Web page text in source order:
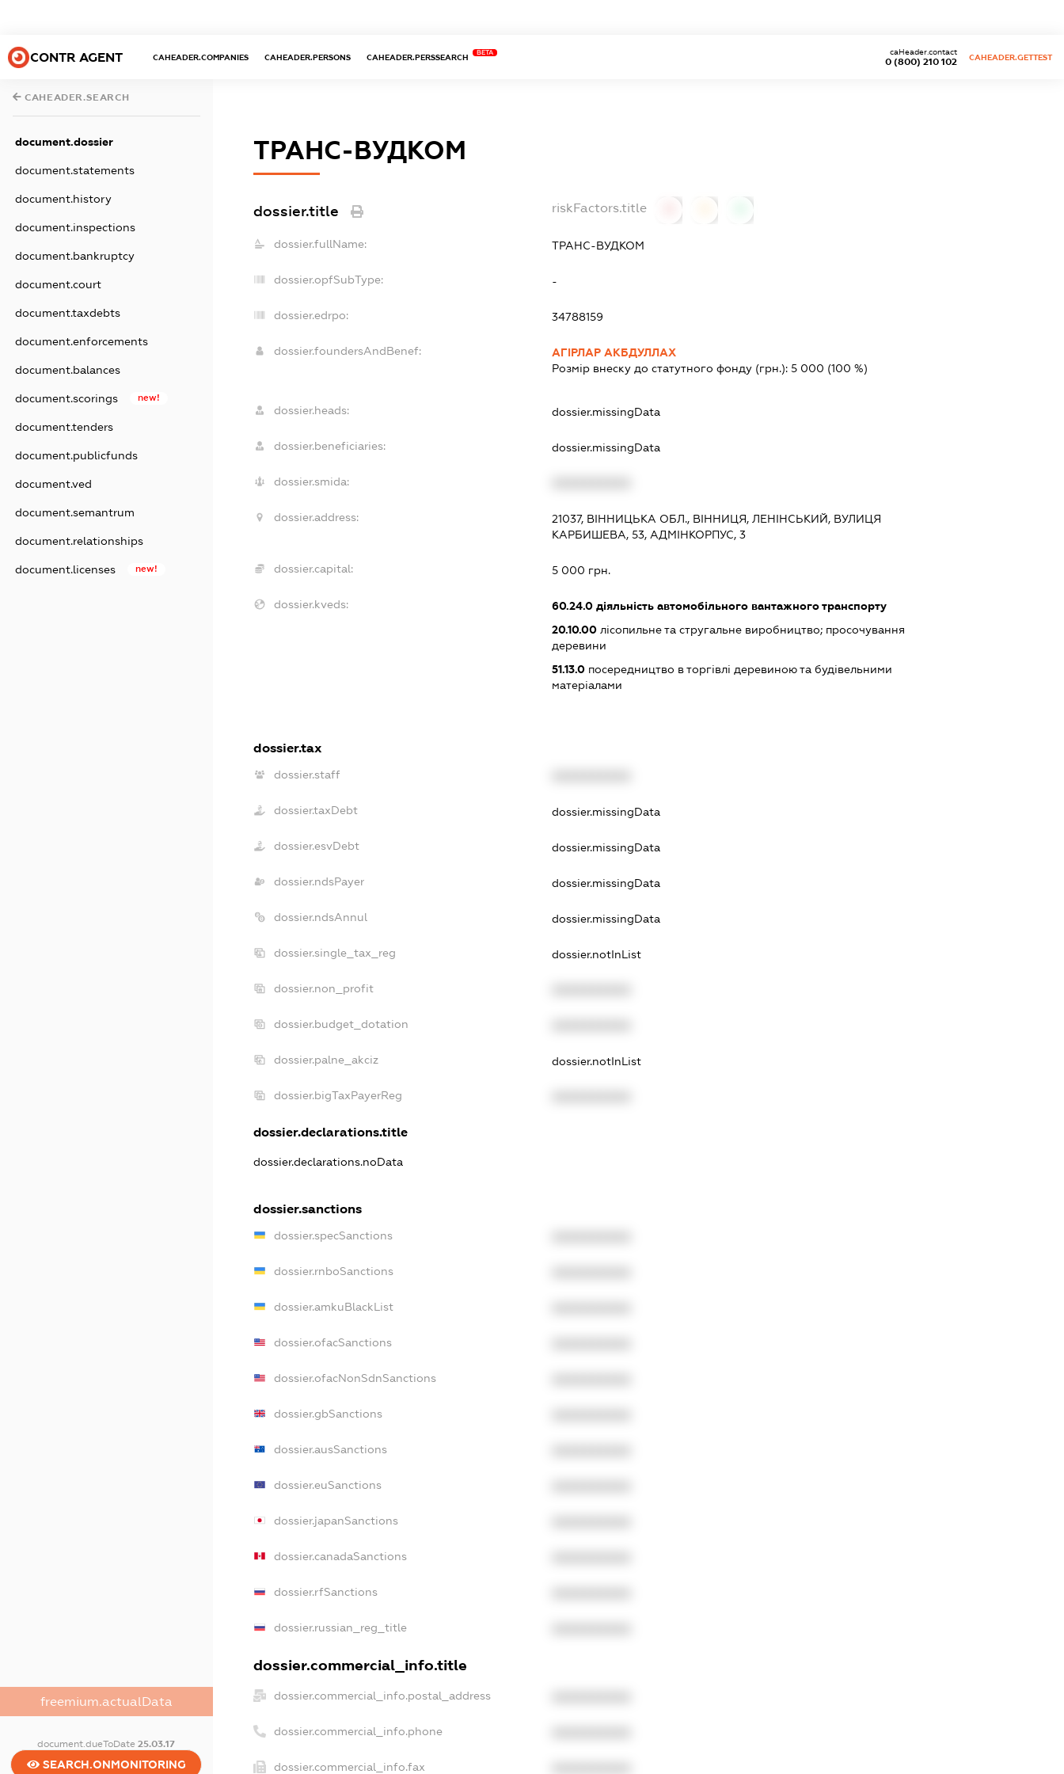
CONTR AGENT CAHEADER.COMPANIES CAHEADER.PERSONS CAHEADER.PERSSEARCH
BETA
0 (800) 210 102
caHeader.contact
CAHEADER.GETTEST
CAHEADER.SEARCH
document.dossier
document.statements
document.history
document.inspections
document.bankruptcy
document.court
document.taxdebts
document.enforcements
document.balances
document.scorings new!
document.tenders
document.publicfunds
document.ved
document.semantrum
document.relationships
document.licenses new!
freemium.actualData
document.dueToDate25.03.17
SEARCH.ONMONITORING
ТРАНС-ВУДКОМ
dossier.title riskFactors.title
dossier.fullName: ТРАНС-ВУДКОМ
dossier.opfSubType: -
dossier.edrpo: 34788159
dossier.foundersAndBenef:
АГІРЛАР АКБДУЛЛАХ
Розмір внеску до статутного фонду (грн.):5 000 (100 %)
dossier.heads: dossier.missingData
dossier.beneficiaries: dossier.missingData
dossier.smida:
dossier.address:
21037, ВІННИЦЬКА ОБЛ., ВІННИЦЯ, ЛЕНІНСЬКИЙ, ВУЛИЦЯ
КАРБИШЕВА, 53, АДМІНКОРПУС, 3
dossier.capital: 5 000 грн.
dossier.kveds: 60.24.0 діяльність автомобільного вантажного транспорту
20.10.00 лісопильне та стругальне виробництво; просочування
деревини
51.13.0 посередництво в торгівлі деревиною та будівельними
матеріалами
dossier.tax
dossier.staff
dossier.taxDebt dossier.missingData
dossier.esvDebt dossier.missingData
dossier.ndsPayer dossier.missingData
dossier.ndsAnnul dossier.missingData
dossier.single_tax_reg dossier.notInList
dossier.non_profit
dossier.budget_dotation
dossier.palne_akciz dossier.notInList
dossier.bigTaxPayerReg
dossier.declarations.title
dossier.declarations.noData
dossier.sanctions
dossier.specSanctions
dossier.rnboSanctions
dossier.amkuBlackList
dossier.ofacSanctions
dossier.ofacNonSdnSanctions
dossier.gbSanctions
dossier.ausSanctions
dossier.euSanctions
dossier.japanSanctions
dossier.canadaSanctions
dossier.rfSanctions
dossier.russian_reg_title
dossier.commercial_info.title
dossier.commercial_info.postal_address
dossier.commercial_info.phone
dossier.commercial_info.fax